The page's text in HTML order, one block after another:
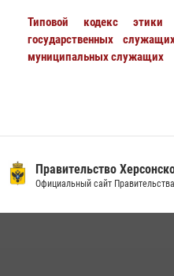
Типовой кодекс этики
государственных
муниципальных служащих
Правительство
Официальный сайт Правительства